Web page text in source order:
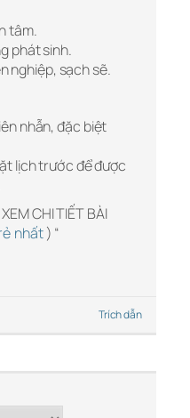
tâm.
phát sinh.
nghiệp, sạch sẽ.
nhẫn, đặc biệt
lịch trước để được
CHI TIẾT BÀI
nhất) “
Trích dẫn